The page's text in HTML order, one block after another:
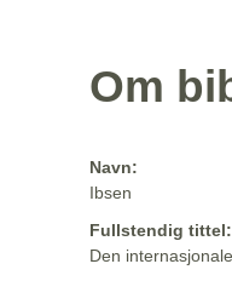
Om
Navn:
Ibsen
Fullstendig tittel:
Den